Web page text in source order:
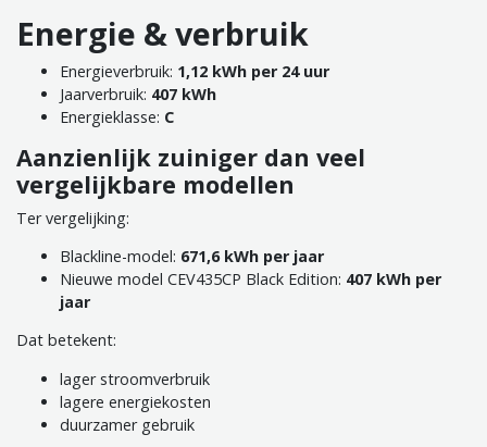
Energie & verbruik
Energieverbruik: 1,12 kWh per 24 uur
Jaarverbruik: 407 kWh
Energieklasse: C
Aanzienlijk zuiniger dan veel
vergelijkbare modellen
Ter vergelijking:
Blackline-model: 671,6 kWh per jaar
Nieuwe model CEV435CP Black Edition: 407 kWh per
jaar
Dat betekent:
lager stroomverbruik
lagere energiekosten
duurzamer gebruik